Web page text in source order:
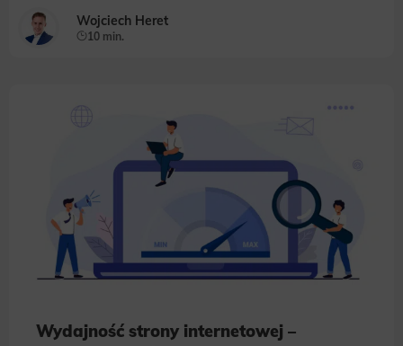
Wojciech Heret
10 min.
Wydajność strony internetowej –